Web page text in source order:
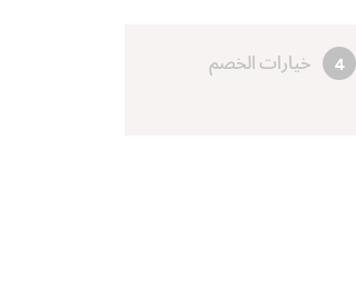
4 خيارات الخصم